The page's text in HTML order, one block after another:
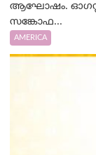
ആഘോഷം.
സങ്കോഫ...
AMERICA